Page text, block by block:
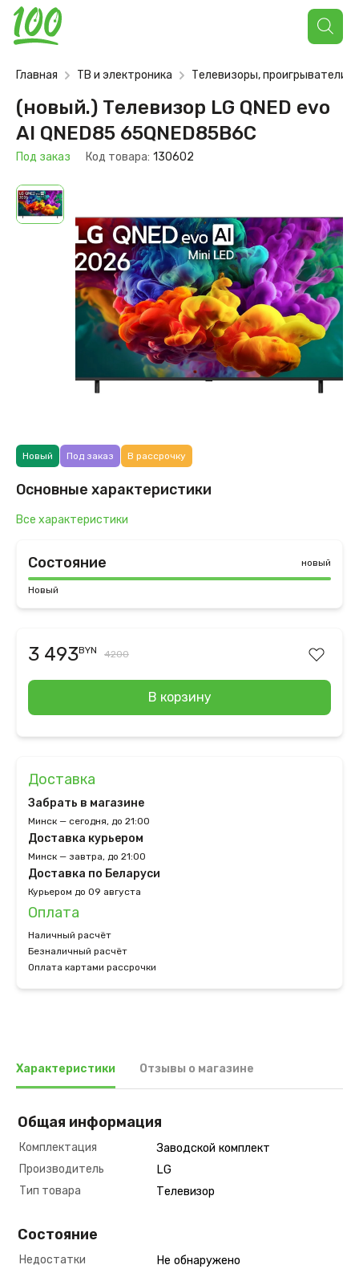
Поиск
товаров
Главная ТВ и электроника Телевизоры, проигрыватели
(новый.) Телевизор LG QNED evo
AI QNED85 65QNED85B6C
Под заказ Код товара: 130602
Новый Под заказ В рассрочку
Основные характеристики
Все характеристики
Состояние новый
Новый
3 493BYN 4200
В корзину
Доставка
Забрать в магазине
Минск — сегодня, до 21:00
Доставка курьером
Минск — завтра, до 21:00
Доставка по Беларуси
Курьером до 09 августа
Оплата
Наличный расчёт
Безналичный расчёт
Оплата картами рассрочки
Характеристики Отзывы о магазине
Общая информация
Комплектация
Заводской комплект
Производитель
LG
Тип товара
Телевизор
Состояние
Недостатки
Не обнаружено